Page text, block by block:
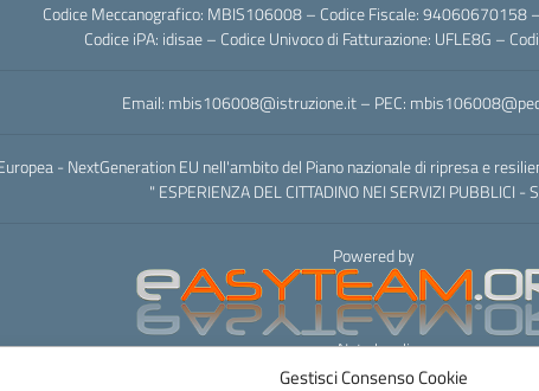
Gestisci Consenso Cookie
Codice Meccanografico: MBIS106008 – Codice Fiscale: 94060670158
Codice iPA: idisae – Codice Univoco di Fatturazione: UFLE8G –
Email: mbis106008@istruzione.it – PEC:
- NextGeneration EU nell'ambito del Piano nazionale di ripresa e
" ESPERIENZA DEL CITTADINO NEI SERVIZI PUBBLICI -
Powered by
Note legali